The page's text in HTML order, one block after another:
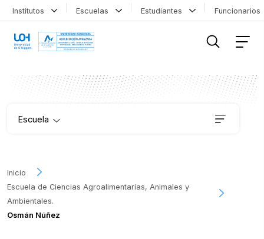
Institutos Escuelas Estudiantes
Escuela
Educación Continua
Inicio
Escuela de Ciencias Agroalimentarias, Animales y
Ambientales.
Osmán Núñez